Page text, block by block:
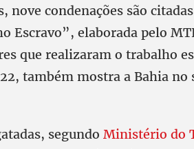
nove condenações são
Escravo”, elaborada pelo
que realizaram o trabalho
também mostra a Bahia no
segundo Ministério do